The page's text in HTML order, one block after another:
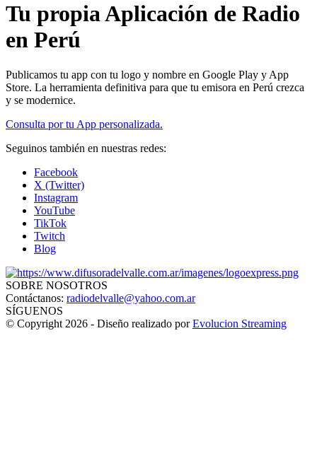
Tu propia Aplicación de Radio
en Perú
Publicamos tu app con tu logo y nombre en Google Play y App
Store. La herramienta definitiva para que tu emisora en Perú crezca
y se modernice.
Consulta por tu App personalizada.
Seguinos también en nuestras redes:
Facebook
X (Twitter)
Instagram
YouTube
TikTok
Twitch
Blog
SOBRE NOSOTROS
Contáctanos: radiodelvalle@yahoo.com.ar
SÍGUENOS
© Copyright 2026 - Diseño realizado porEvolucion Streaming